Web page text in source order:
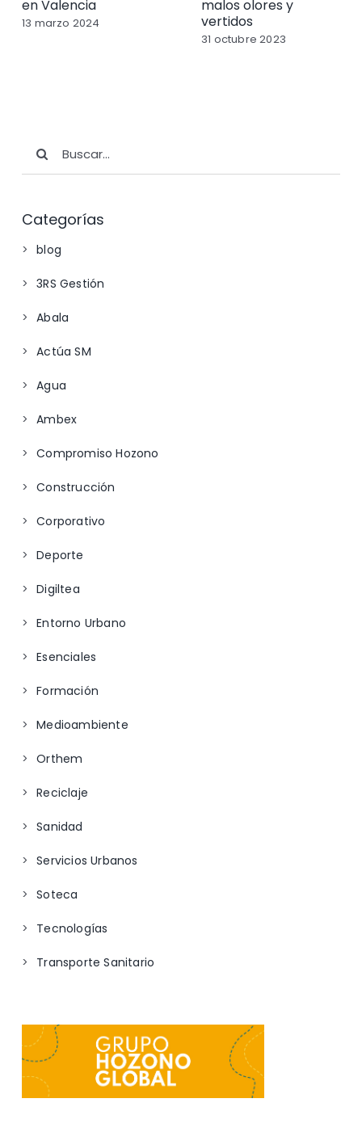
en Valencia
13 marzo 2024
malos olores y
vertidos
31 octubre 2023
Categorías
blog
3RS Gestión
Abala
Actúa SM
Agua
Ambex
Compromiso Hozono
Construcción
Corporativo
Deporte
Digiltea
Entorno Urbano
Esenciales
Formación
Medioambiente
Orthem
Reciclaje
Sanidad
Servicios Urbanos
Soteca
Tecnologías
Transporte Sanitario